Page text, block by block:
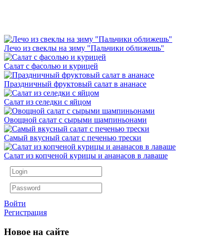
Лечо из свеклы на зиму "Пальчики оближешь"
Салат с фасолью и курицей
Праздничный фруктовый салат в ананасе
Салат из селедки с яйцом
Овощной салат с сырыми шампиньонами
Самый вкусный салат с печенью трески
Салат из копченой курицы и ананасов в лаваше
Войти
Регистрация
Новое на сайте